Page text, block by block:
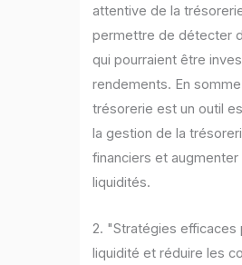
attentive de la
permettre de détecter
qui pourraient être
rendements. En
trésorerie est un outil
la gestion de la
financiers et
liquidités.
2. "Stratégies efficaces
liquidité et réduire les